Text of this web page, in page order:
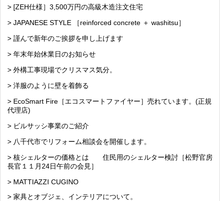
> [ZEH仕様］3,500万円の高級木造注文住宅
> JAPANESE STYLE ［reinforced concrete ＋ washitsu］
> 謹んで新年のご挨拶を申し上げます
> 年末年始休業日のお知らせ
> 外構工事現場でクリスマス気分。
> 洋服のように壁を着飾る
> EcoSmart Fire［エコスマートファイヤー］売れています。(正規
代理店)
> ビルサッシ事業のご紹介
> 八千代市でリフォーム相談会を開催します。
> 核シェルターの価格とは 住民用のシェルター検討［松野官房
長官１１月24日午前の会見］
> MATTIAZZI CUGINO
> 家具とオブジェ、インテリアについて。